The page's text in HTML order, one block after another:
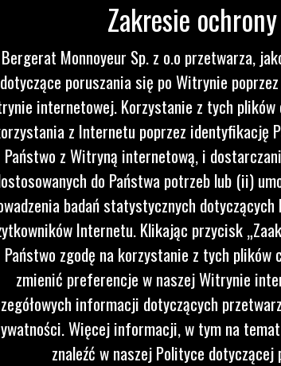
podwoziem i
ISO 3471,
podczas holowania.
Z TRANSPORTEM
Bergerat Monnoyeur Sp. z o.o przetwarza,
dotyczące poruszania się po Witrynie
internetowej. Korzystanie z tych
z Internetu poprzez identyfikację
Państwo z Witryną internetową, i
do Państwa potrzeb lub (ii)
badań statystycznych
Internetu. Klikając przycisk
Państwo zgodę na korzystanie z tych plików
zmienić preferencje w naszej Witrynie
informacji dotyczących
Więcej informacji, w tym na
znaleźć w naszej Polityce